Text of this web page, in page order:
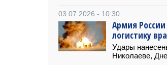
03.07.2026 - 10:30
Армия
логистику
Удары
Николаеве,